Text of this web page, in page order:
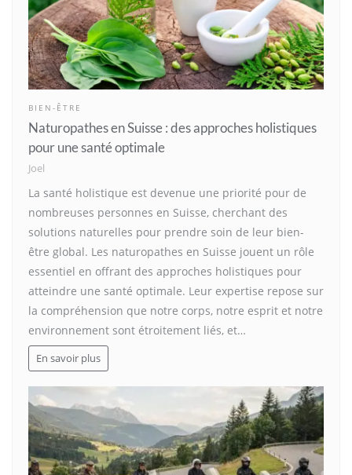
BIEN-ÊTRE
Naturopathes en Suisse : des approches holistiques
pour une santé optimale
Joel
La santé holistique est devenue une priorité pour de
nombreuses personnes en Suisse, cherchant des
solutions naturelles pour prendre soin de leur bien-
être global. Les naturopathes en Suisse jouent un rôle
essentiel en offrant des approches holistiques pour
atteindre une santé optimale. Leur expertise repose sur
la compréhension que notre corps, notre esprit et notre
environnement sont étroitement liés, et…
En savoir plus